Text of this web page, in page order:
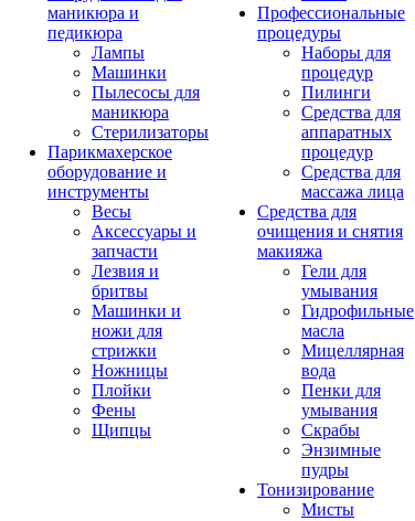
маникюра и
педикюра
Лампы
Машинки
Пылесосы для
маникюра
Стерилизаторы
Парикмахерское
оборудование и
инструменты
Весы
Аксессуары и
запчасти
Лезвия и
бритвы
Машинки и
ножи для
стрижки
Ножницы
Плойки
Фены
Щипцы
Профессиональные
процедуры
Наборы для
процедур
Пилинги
Средства для
аппаратных
процедур
Средства для
массажа лица
Средства для
очищения и снятия
макияжа
Гели для
умывания
Гидрофильные
масла
Мицеллярная
вода
Пенки для
умывания
Скрабы
Энзимные
пудры
Тонизирование
Мисты